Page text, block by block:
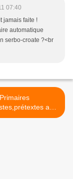
07:40
jamais faite !
automatique
serbo-croate ?<br
Primaires
a
humilité >